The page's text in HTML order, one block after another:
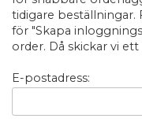
tidigare beställningar.
för "Skapa
order. Då skickar vi
E-postadress: